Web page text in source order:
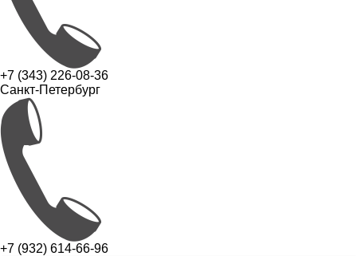
+7 (343) 226-08-36
Санкт-Петербург
+7 (932) 614-66-96